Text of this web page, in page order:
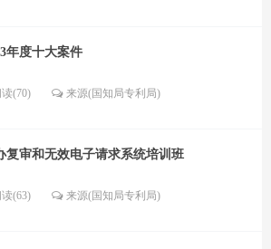
年度十大案件
读(70) 来源(国知局专利局)
复审和无效电子请求系统培训班
读(63) 来源(国知局专利局)